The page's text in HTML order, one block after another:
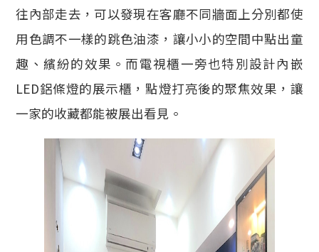
往內部走去，可以發現在客廳不同牆面上分別都使
用色調不一樣的跳色油漆，讓小小的空間中點出童
趣、繽紛的效果。而電視櫃一旁也特別設計內嵌
LED鋁條燈的展示櫃，點燈打亮後的聚焦效果，讓
一家的收藏都能被展出看見。